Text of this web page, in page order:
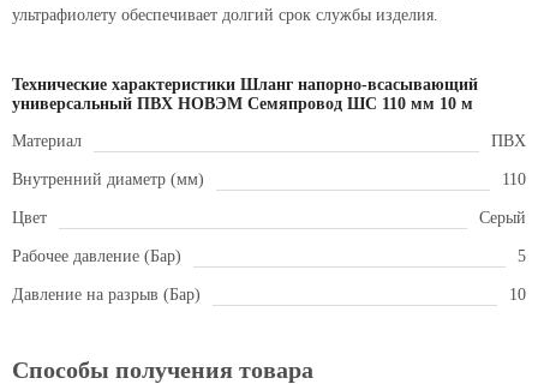
ультрафиолету обеспечивает долгий срок службы изделия.
Технические характеристики Шланг напорно-всасывающий
универсальный ПВХ НОВЭМ Семяпровод ШС 110 мм 10 м
Материал ПВХ
Внутренний диаметр (мм) 110
Цвет Серый
Рабочее давление (Бар) 5
Давление на разрыв (Бар) 10
Способы получения товара